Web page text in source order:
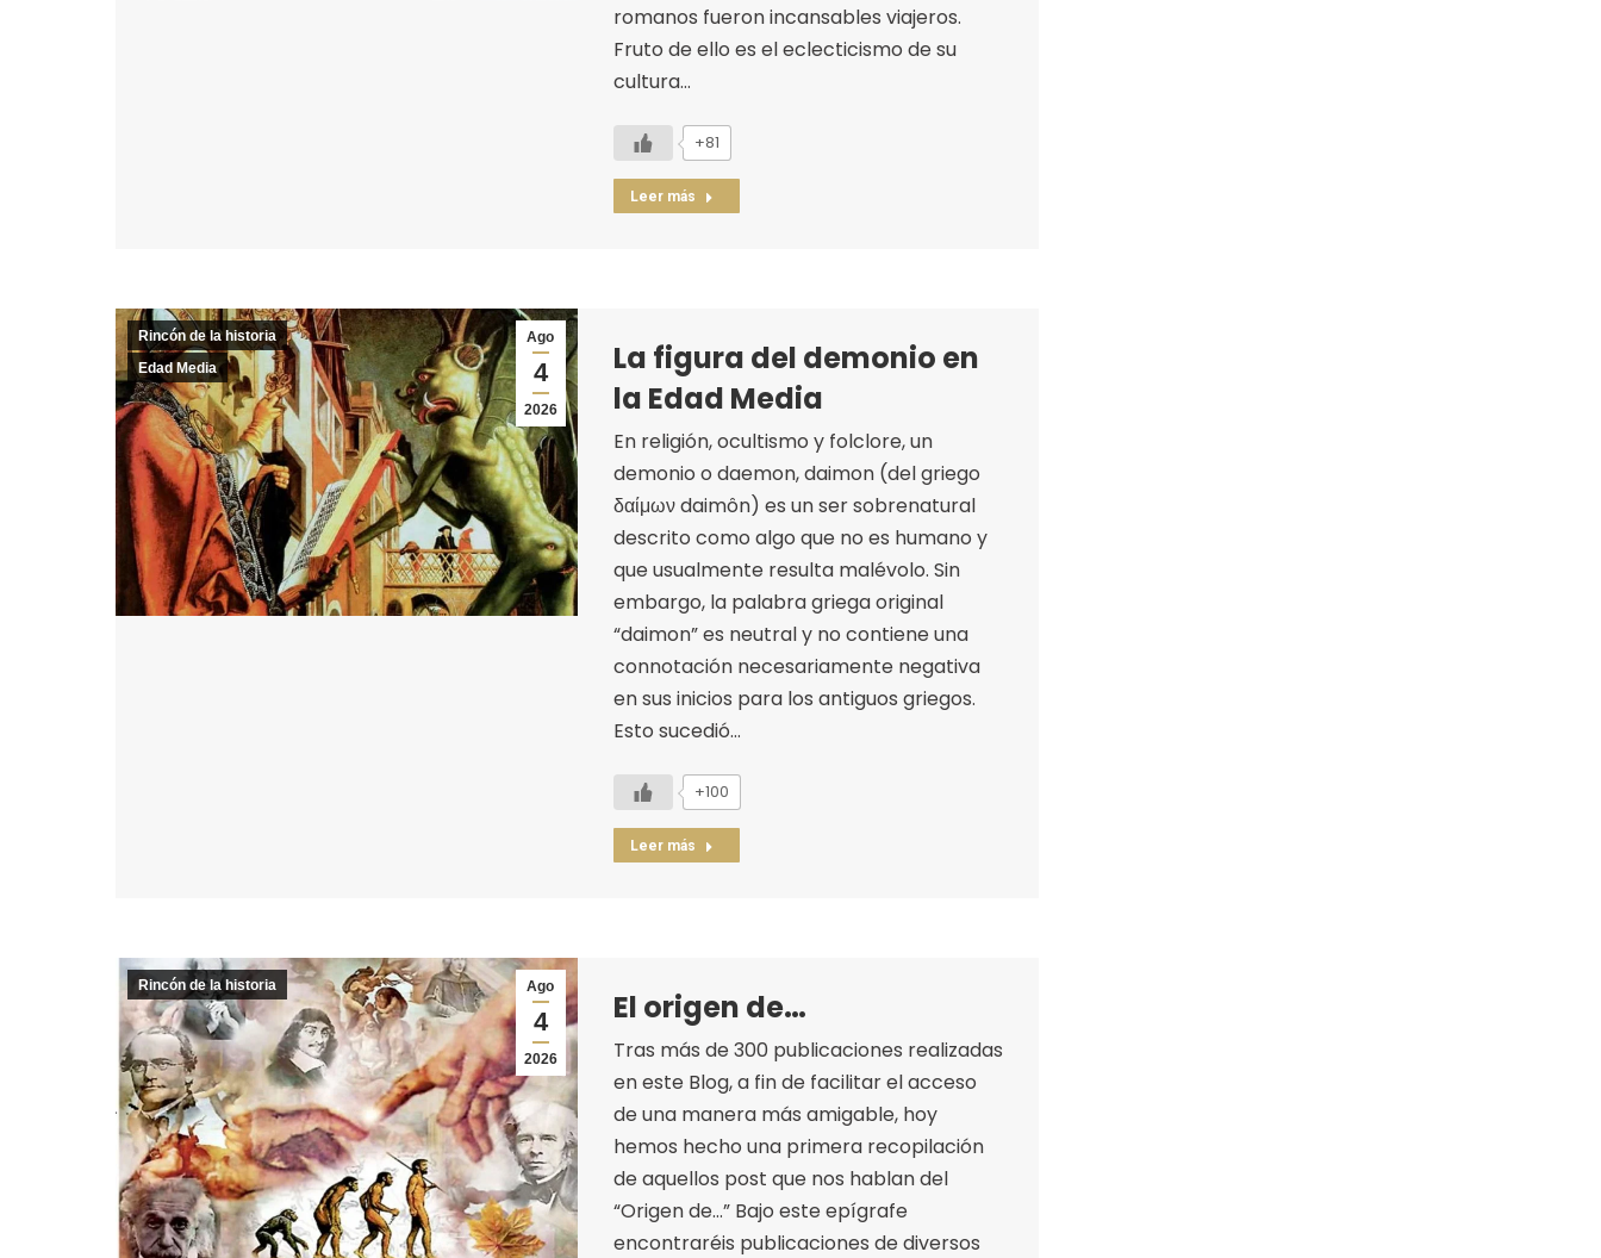
romanos fueron incansables viajeros.
Fruto de ello es el eclecticismo de su
cultura…
+81
Leer más
Ago
4
2026
Rincón de la historia
Edad Media
La figura del demonio en
la Edad Media
En religión, ocultismo y folclore, un
demonio o daemon, daimon (del griego
δαίμων daimôn) es un ser sobrenatural
descrito como algo que no es humano y
que usualmente resulta malévolo. Sin
embargo, la palabra griega original
“daimon” es neutral y no contiene una
connotación necesariamente negativa
en sus inicios para los antiguos griegos.
Esto sucedió…
+100
Leer más
Ago
4
2026
Rincón de la historia
El origen de…
Tras más de 300 publicaciones realizadas
en este Blog, a fin de facilitar el acceso
de una manera más amigable, hoy
hemos hecho una primera recopilación
de aquellos post que nos hablan del
“Origen de…” Bajo este epígrafe
encontraréis publicaciones de diversos